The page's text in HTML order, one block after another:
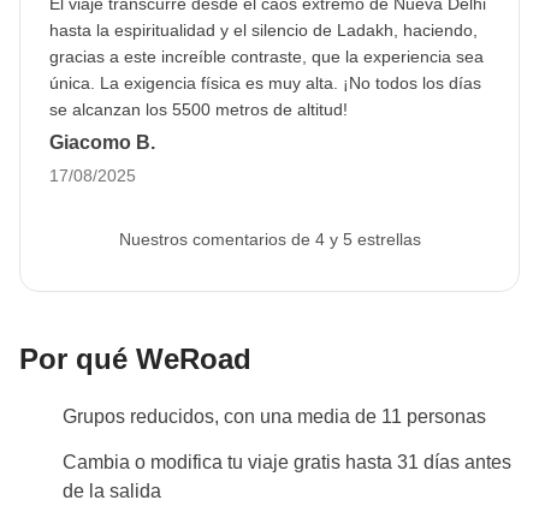
hasta la espiritualidad y el silencio de Ladakh, haciendo,
gracias a este increíble contraste, que la experiencia sea
única. La exigencia física es muy alta. ¡No todos los días
se alcanzan los 5500 metros de altitud!
Giacomo B.
17/08/2025
Nuestros comentarios de 4 y 5 estrellas
Por qué WeRoad
Grupos reducidos, con una media de 11 personas
Cambia o modifica tu viaje gratis hasta 31 días antes
de la salida